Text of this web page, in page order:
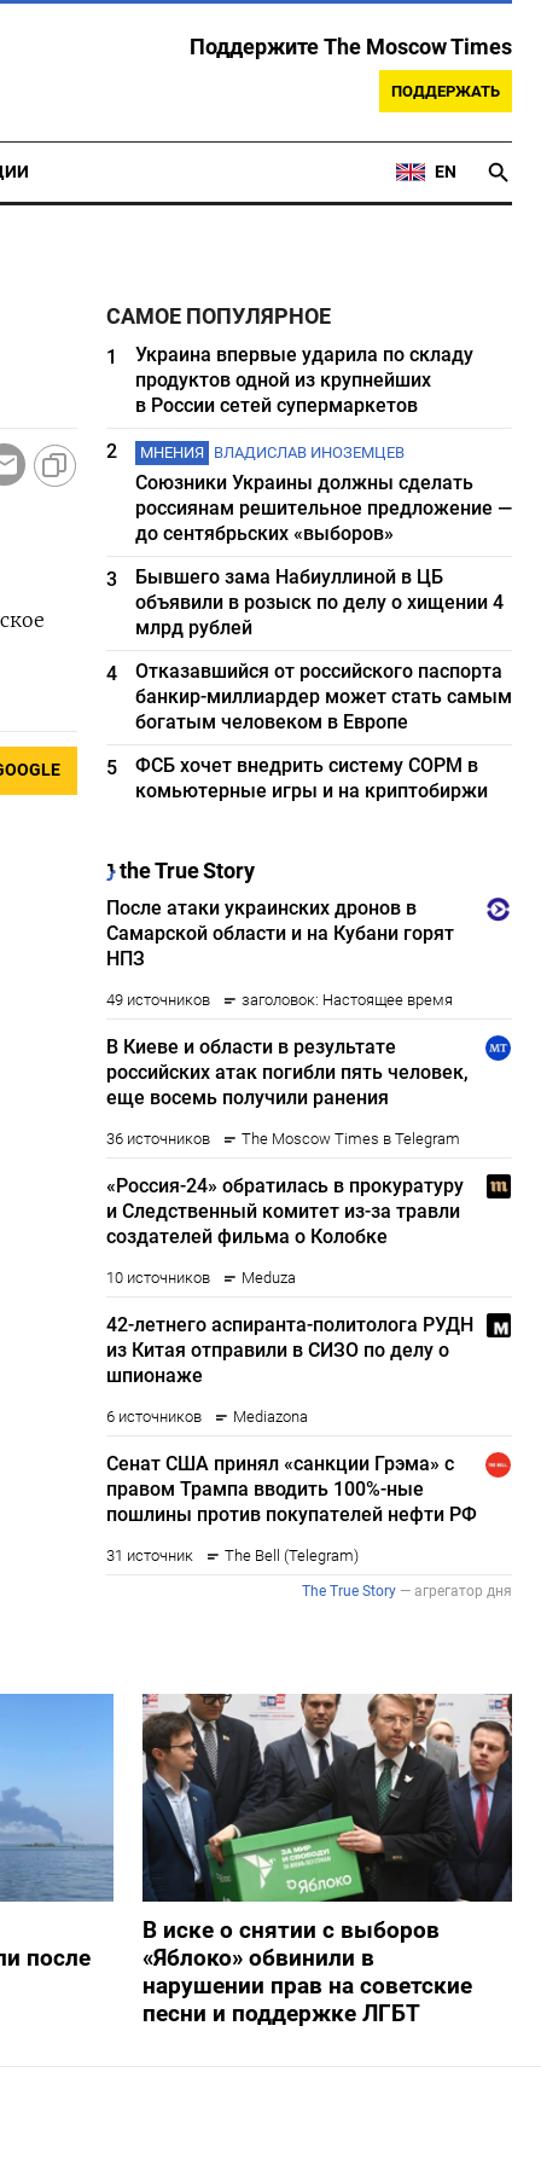
Поддержите The Moscow Times
ПОДДЕРЖАТЬ
EN
САМОЕ ПОПУЛЯРНОЕ
1
Украина впервые ударила по складу
продуктов одной из крупнейших
в России сетей супермаркетов
2
МНЕНИЯ ВЛАДИСЛАВ ИНОЗЕМЦЕВ
Союзники Украины должны сделать
россиянам решительное предложение —
до сентябрьских «выборов»
3
Бывшего зама Набиуллиной в ЦБ
объявили в розыск по делу о хищении 4
млрд рублей
4
Отказавшийся от российского паспорта
банкир-миллиардер может стать самым
богатым человеком в Европе
5
ФСБ хочет внедрить систему СОРМ в
комьютерные игры и на криптобиржи
после
В иске о снятии с выборов
«Яблоко» обвинили в
нарушении прав на советские
песни и поддержке ЛГБТ